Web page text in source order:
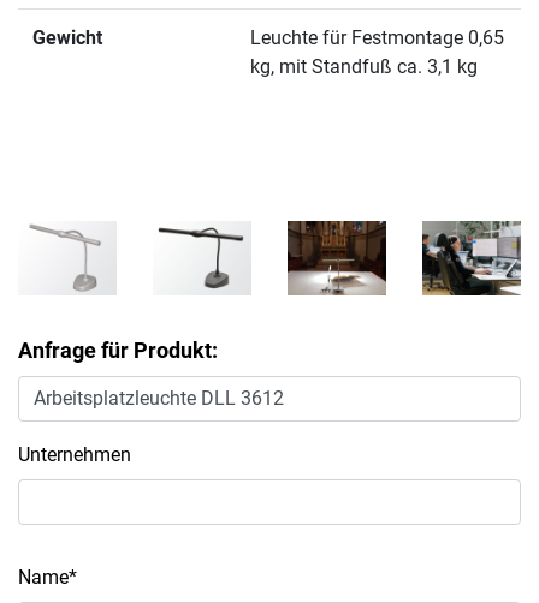
Gewicht
Leuchte für Festmontage 0,65
kg, mit Standfuß ca. 3,1 kg
Anfrage für Produkt:
Unternehmen
Name*